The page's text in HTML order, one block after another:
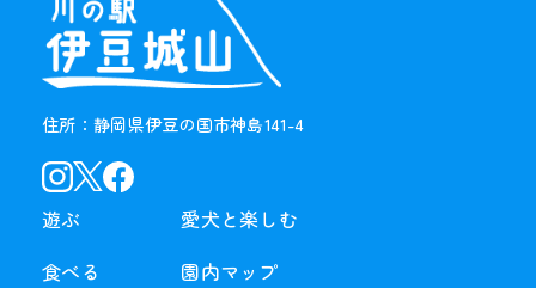
住所：静岡県伊豆の国市神島141-4
遊ぶ
食べる
愛犬と楽しむ
園内マップ